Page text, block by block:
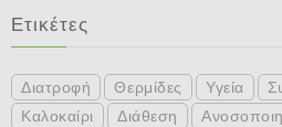
Ετικέτες
Διατροφή Θερμίδες Υγεία
Καλοκαίρι
Διάθεση